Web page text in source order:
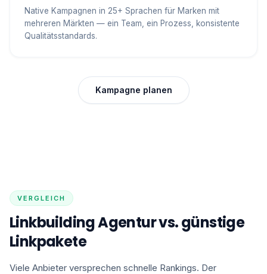
Native Kampagnen in 25+ Sprachen für Marken mit
mehreren Märkten — ein Team, ein Prozess, konsistente
Qualitätsstandards.
Kampagne planen
VERGLEICH
Linkbuilding Agentur vs. günstige
Linkpakete
Viele Anbieter versprechen schnelle Rankings. Der